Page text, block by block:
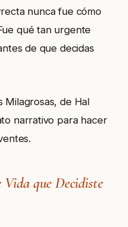
nunca fue cómo
qué tan urgente
de que decidas
Milagrosas, de Hal
narrativo para hacer
que Decidiste